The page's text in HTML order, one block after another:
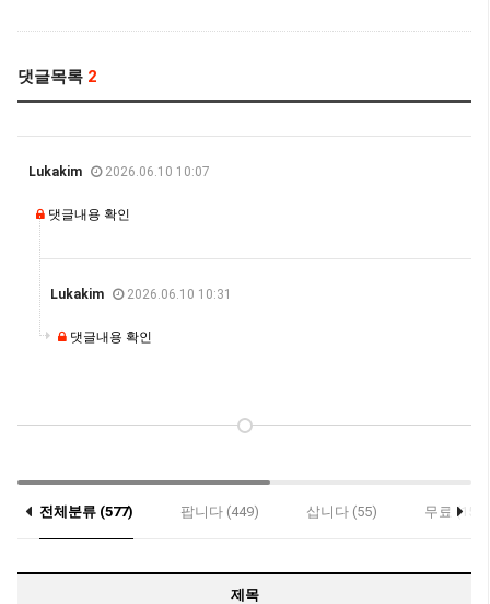
댓글목록 2
Lukakim 2026.06.10 10:07
댓글내용 확인
Lukakim 2026.06.10 10:31
댓글내용 확인
전체분류 (577) 팝니다 (449) 삽니다 (55) 무료 (15)
제목